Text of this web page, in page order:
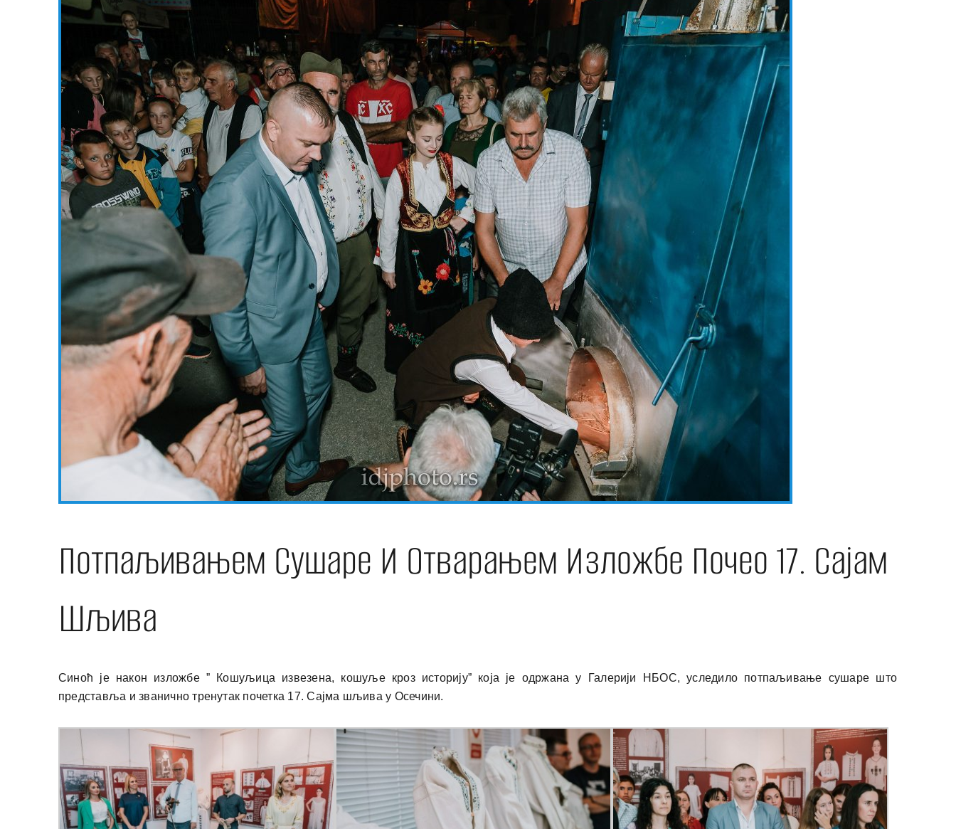
Потпаљивањем Сушаре И Отварањем Изложбе Почео 17. Сајам
Шљива
Синоћ је након изложбе ” Кошуљица извезена, кошуље кроз историју” која је одржана у Галерији НБОС, уследило потпаљивање сушаре што
представља и званично тренутак почетка 17. Сајма шљива у Осечини.